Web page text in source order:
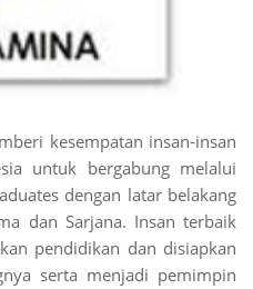
kesempatan insan-insan
untuk bergabung melalui
dengan latar belakang
dan Sarjana. Insan terbaik
pendidikan dan disiapkan
serta menjadi pemimpin